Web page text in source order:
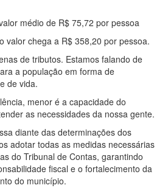
médio de R$ 75,72 por pessoa
valor chega a R$ 358,20 por pessoa.
de tributos. Estamos falando de
a população em forma de
de vida.
menor é a capacidade do
as necessidades da nossa gente.
diante das determinações dos
adotar todas as medidas necessárias
do Tribunal de Contas, garantindo
fiscal e o fortalecimento da
do município.